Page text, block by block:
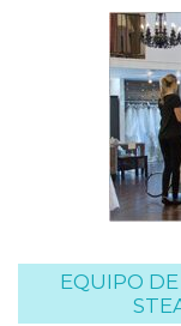
EQUIPO